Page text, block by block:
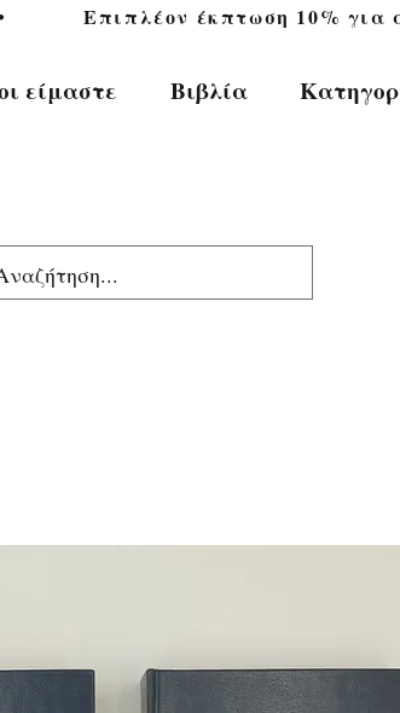
Επιπλέον έκπτωση 10%
είμαστε Βιβλία